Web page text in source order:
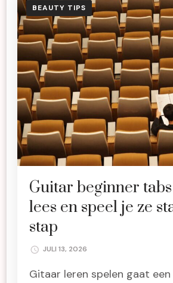
BEAUTY TIPS
Guitar beginner
lees en speel je ze
stap
JULI 13, 2026
Gitaar leren spelen gaat